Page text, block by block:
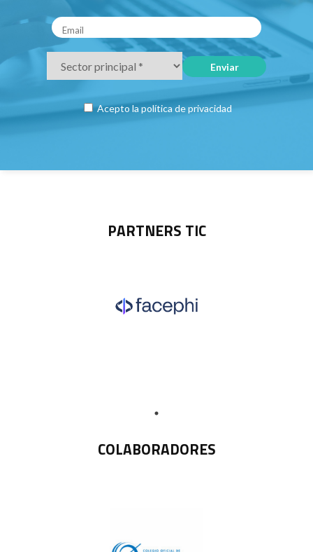
Acepto la política de privacidad
PARTNERS TIC
COLABORADORES